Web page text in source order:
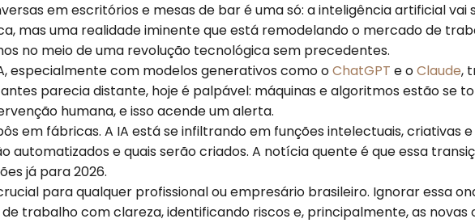
em escritórios e mesas de bar é uma só: a inteligência artificial vai
mas uma realidade iminente que está remodelando o mercado de
no meio de uma revolução tecnológica sem precedentes.
especialmente com modelos generativos como oChatGPT e oClaude,
parecia distante, hoje é palpável: máquinas e algoritmos estão se
humana, e isso acende um alerta.
em fábricas. A IA está se infiltrando em funções intelectuais, criativas
automatizados e quais serão criados. A notícia quente é que essa
já para 2026.
para qualquer profissional ou empresário brasileiro. Ignorar essa
trabalho com clareza, identificando riscos e, principalmente, as novas